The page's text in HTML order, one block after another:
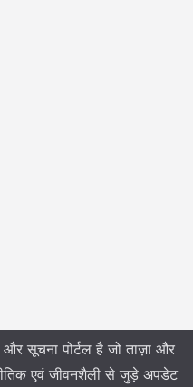
सूचना पोर्टल है जो ताज़ा और
एवं जीवनशैली से जुड़े अपडेट